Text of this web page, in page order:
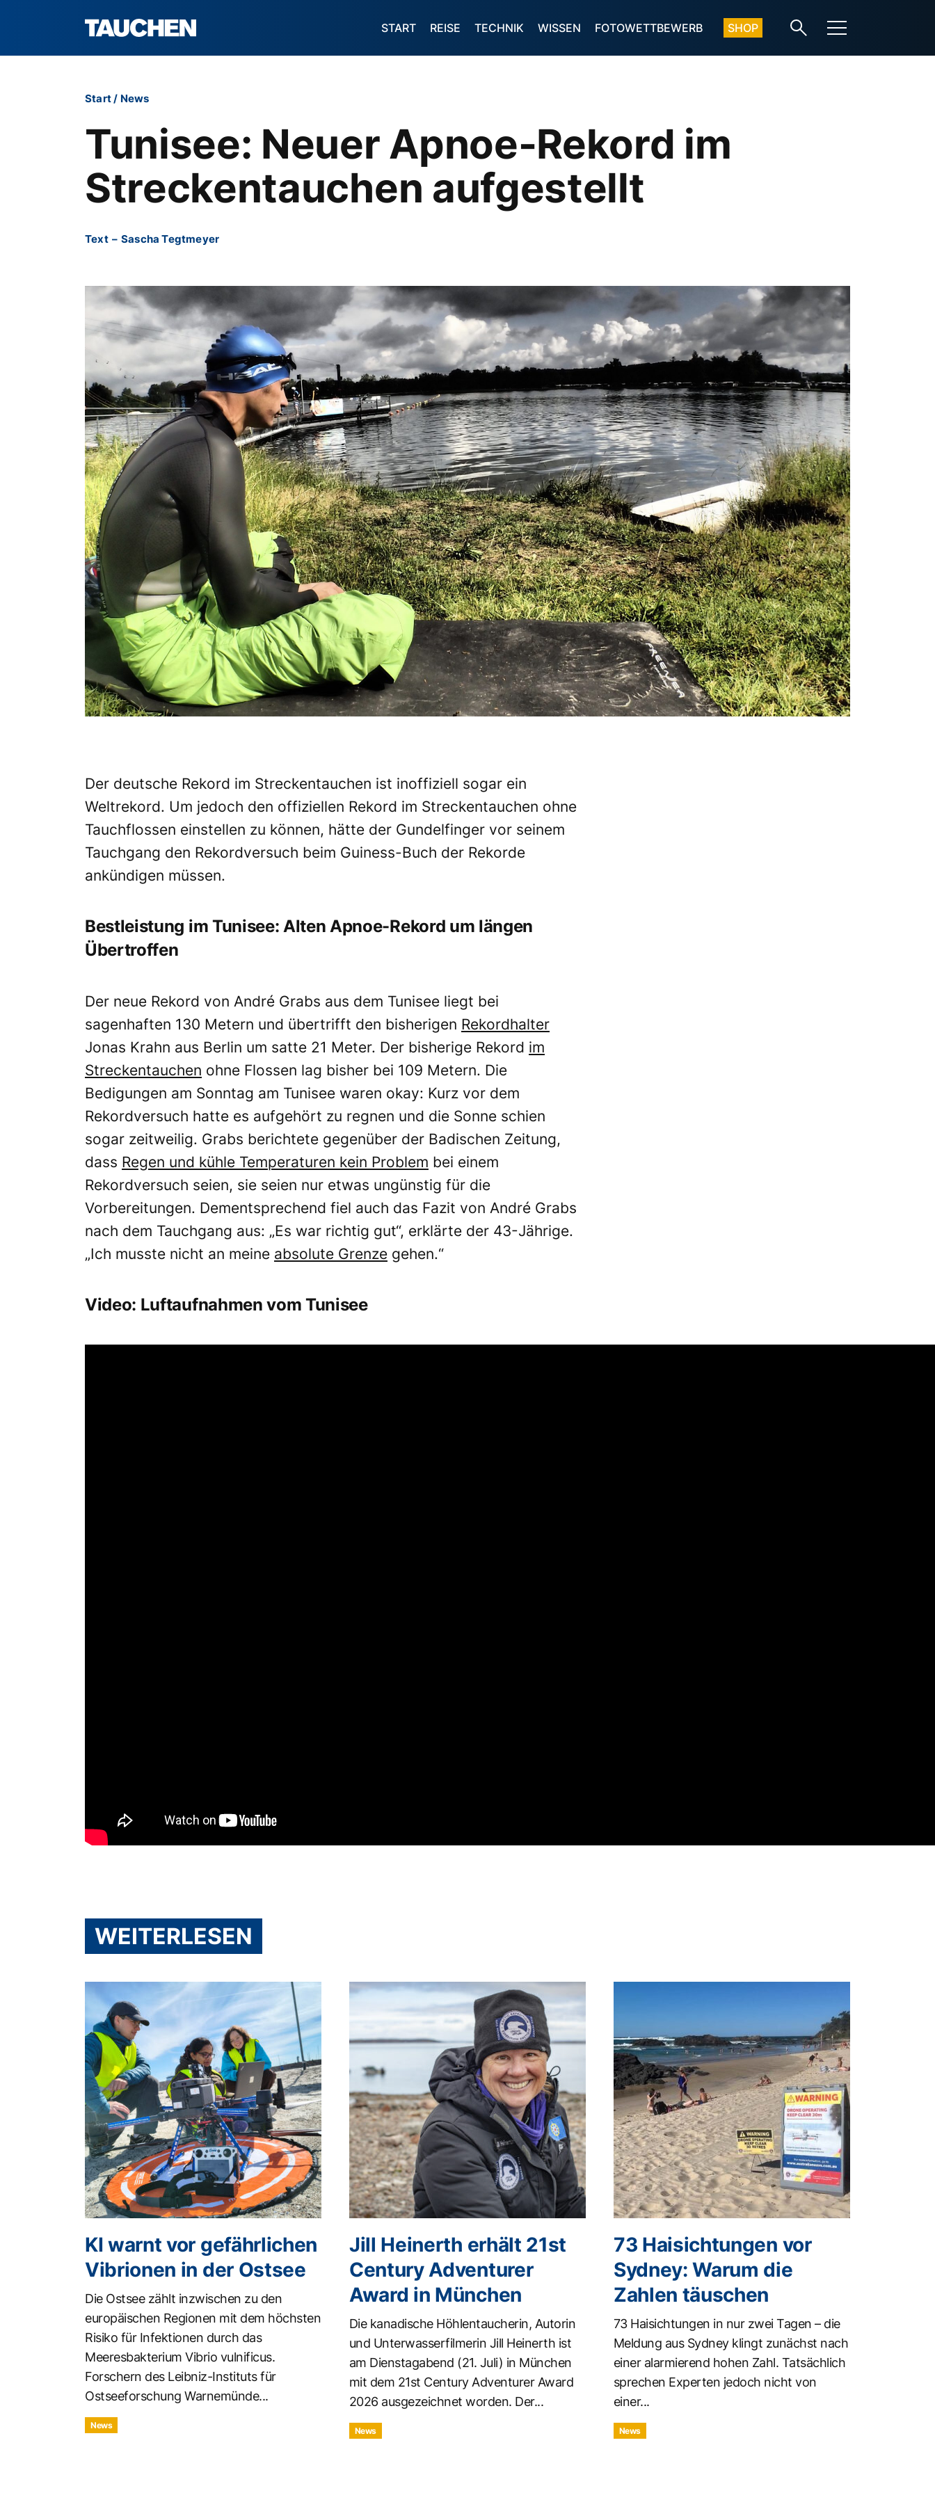
START REISE TECHNIK WISSEN FOTOWETTBEWERB SHOP
Start/ News
Tunisee: Neuer Apnoe-Rekord im
Streckentauchen aufgestellt
Text – Sascha Tegtmeyer
Der deutsche Rekord im Streckentauchen ist inoffiziell sogar ein
Weltrekord. Um jedoch den offiziellen Rekord im Streckentauchen ohne
Tauchflossen einstellen zu können, hätte der Gundelfinger vor seinem
Tauchgang den Rekordversuch beim Guiness-Buch der Rekorde
ankündigen müssen.
Bestleistung im Tunisee: Alten Apnoe-Rekord um längen
Übertroffen
Der neue Rekord von André Grabs aus dem Tunisee liegt bei
sagenhaften 130 Metern und übertrifft den bisherigen Rekordhalter
Jonas Krahn aus Berlin um satte 21 Meter. Der bisherige Rekord im
Streckentauchen ohne Flossen lag bisher bei 109 Metern. Die
Bedigungen am Sonntag am Tunisee waren okay: Kurz vor dem
Rekordversuch hatte es aufgehört zu regnen und die Sonne schien
sogar zeitweilig. Grabs berichtete gegenüber der Badischen Zeitung,
dass Regen und kühle Temperaturen kein Problem bei einem
Rekordversuch seien, sie seien nur etwas ungünstig für die
Vorbereitungen. Dementsprechend fiel auch das Fazit von André Grabs
nach dem Tauchgang aus: „Es war richtig gut“, erklärte der 43-Jährige.
„Ich musste nicht an meine absolute Grenze gehen.“
Video: Luftaufnahmen vom Tunisee
WEITERLESEN
KI warnt vor gefährlichen
Vibrionen in der Ostsee
Die Ostsee zählt inzwischen zu den
europäischen Regionen mit dem höchsten
Risiko für Infektionen durch das
Meeresbakterium Vibrio vulnificus.
Forschern des Leibniz-Instituts für
Ostseeforschung Warnemünde...
News
Jill Heinerth erhält 21st
Century Adventurer
Award in München
Die kanadische Höhlentaucherin, Autorin
und Unterwasserfilmerin Jill Heinerth ist
am Dienstagabend (21. Juli) in München
mit dem 21st Century Adventurer Award
2026 ausgezeichnet worden. Der...
News
73 Haisichtungen vor
Sydney: Warum die
Zahlen täuschen
73 Haisichtungen in nur zwei Tagen – die
Meldung aus Sydney klingt zunächst nach
einer alarmierend hohen Zahl. Tatsächlich
sprechen Experten jedoch nicht von
einer...
News